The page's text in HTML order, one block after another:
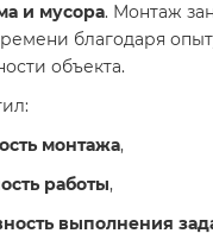
и мусора. Монтаж
благодаря
объекта.
монтажа,
работы,
выполнения